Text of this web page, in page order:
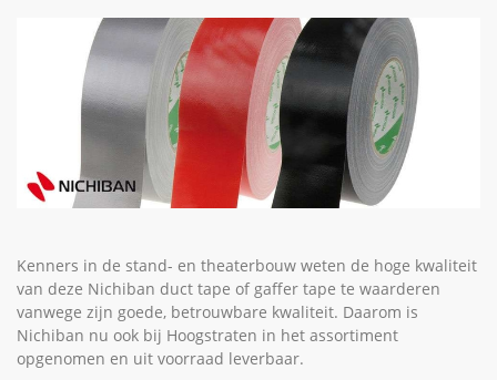
Kenners in de stand- en theaterbouw weten de hoge kwaliteit
van deze Nichiban duct tape of gaffer tape te waarderen
vanwege zijn goede, betrouwbare kwaliteit. Daarom is
Nichiban nu ook bij Hoogstraten in het assortiment
opgenomen en uit voorraad leverbaar.